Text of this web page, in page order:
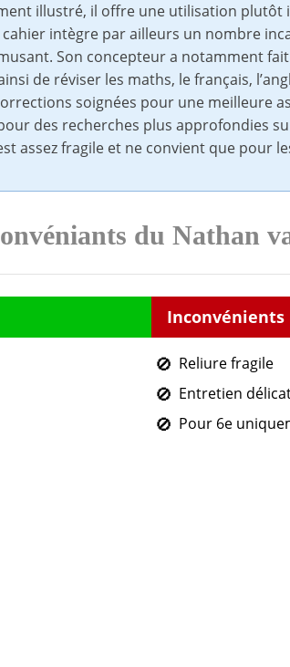
illustré, il offre une utilisation plutôt
intègre par ailleurs un nombre
Son concepteur a notamment
de réviser les maths, le français,
soignées pour une meilleure
des recherches plus approfondies
assez fragile et ne convient que pour
du Nathan
Reliure fragile
Entretien
Pour 6e